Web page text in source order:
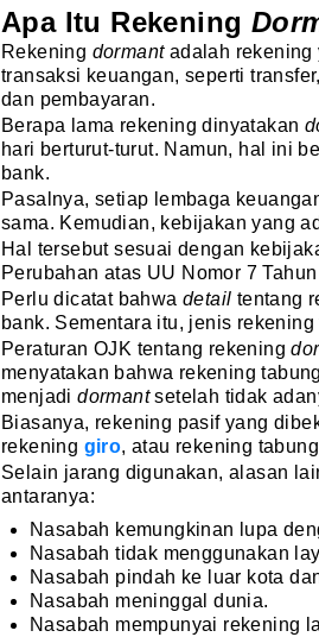
Apa Itu Rekening
Rekening dormant adalah rekening
transaksi keuangan, seperti
dan pembayaran.
Berapa lama rekening dinyatakan
hari berturut-turut. Namun, hal ini
bank.
Pasalnya, setiap lembaga
sama. Kemudian, kebijakan yang
Hal tersebut sesuai dengan
Perubahan atas UU Nomor 7
Perlu dicatat bahwa detail tentang
bank. Sementara itu, jenis
Peraturan OJK tentang rekening
menyatakan bahwa rekening
menjadidormantsetelah tidak
Biasanya, rekening pasif yang
rekening giro, atau rekening
Selain jarang digunakan, alasan
antaranya:
Nasabah kemungkinan lupa
Nasabah tidak menggunakan
Nasabah pindah ke luar kota
Nasabah meninggal dunia.
Nasabah mempunyai rekening